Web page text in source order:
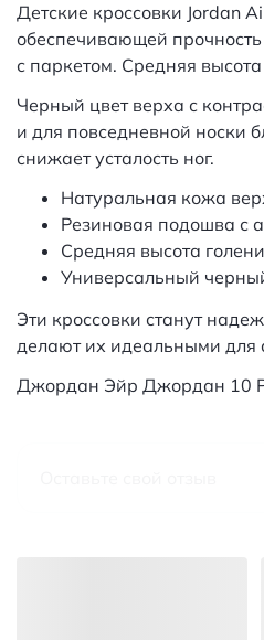
Детские кроссовки Jordan
обеспечивающей
с паркетом. Средняя
Черный цвет верха с
и для повседневной носки
снижает усталость ног.
Натуральная кожа
Резиновая подошва с
Средняя высота
Универсальный
Эти кроссовки станут
делают их идеальными для
Джордан Эйр Джордан 10